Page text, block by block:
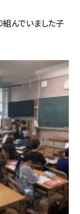
組んでいました子